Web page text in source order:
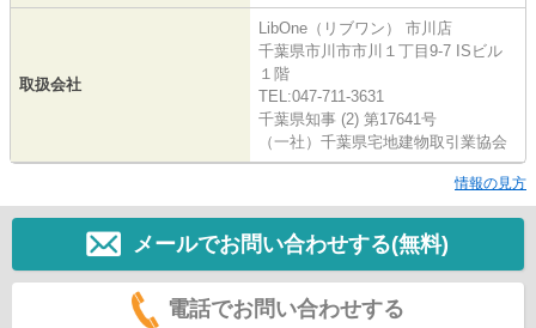
取扱会社
LibOne（リブワン） 市川店
千葉県市川市市川１丁目9-7 ISビル
１階
TEL:047-711-3631
千葉県知事 (2) 第17641号
（一社）千葉県宅地建物取引業協会
情報の見方
メールでお問い合わせする(無料)
電話でお問い合わせする